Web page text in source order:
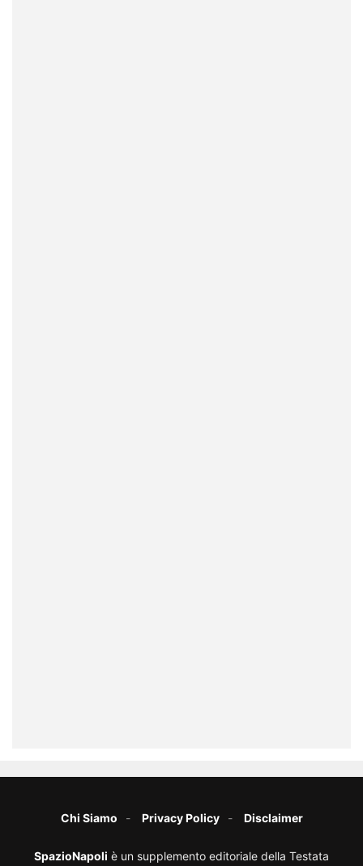
Chi Siamo Privacy Policy Disclaimer
SpazioNapoli è un supplemento editoriale della Testata